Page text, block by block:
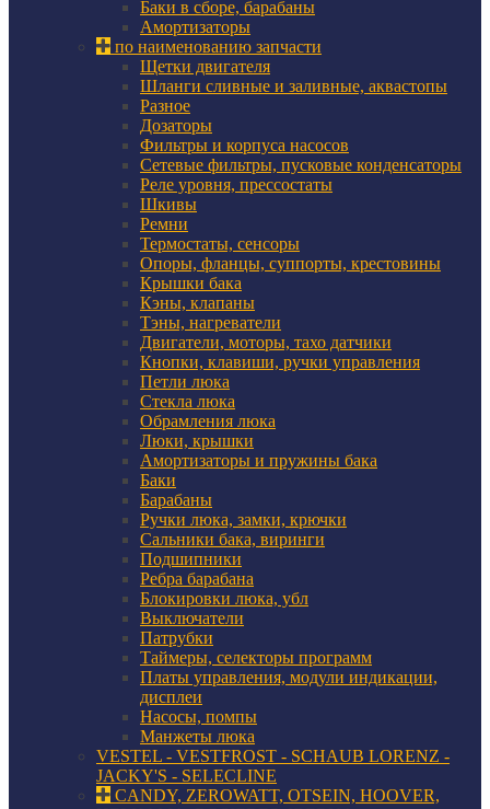
Баки в сборе, барабаны
Амортизаторы
по наименованию запчасти
Щетки двигателя
Шланги сливные и заливные, аквастопы
Разное
Дозаторы
Фильтры и корпуса насосов
Сетевые фильтры, пусковые конденсаторы
Реле уровня, прессостаты
Шкивы
Ремни
Термостаты, сенсоры
Опоры, фланцы, суппорты, крестовины
Крышки бака
Кэны, клапаны
Тэны, нагреватели
Двигатели, моторы, тахо датчики
Кнопки, клавиши, ручки управления
Петли люка
Стекла люка
Обрамления люка
Люки, крышки
Амортизаторы и пружины бака
Баки
Барабаны
Ручки люка, замки, крючки
Сальники бака, виринги
Подшипники
Ребра барабана
Блокировки люка, убл
Выключатели
Патрубки
Таймеры, селекторы программ
Платы управления, модули индикации,
дисплеи
Насосы, помпы
Манжеты люка
VESTEL - VESTFROST - SCHAUB LORENZ -
JACKY'S - SELECLINE
CANDY, ZEROWATT, OTSEIN, HOOVER,